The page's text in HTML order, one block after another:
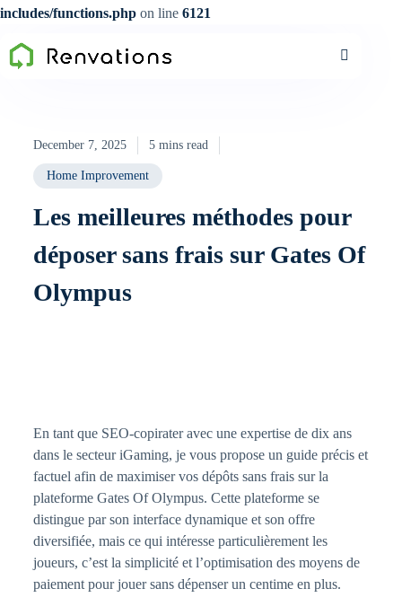
includes/functions.php on line 6121
December 7, 2025 5 mins read
Home Improvement
Les meilleures méthodes pour
déposer sans frais sur Gates Of
Olympus
En tant que SEO-copirater avec une expertise de dix ans
dans le secteur iGaming, je vous propose un guide précis et
factuel afin de maximiser vos dépôts sans frais sur la
plateforme Gates Of Olympus. Cette plateforme se
distingue par son interface dynamique et son offre
diversifiée, mais ce qui intéresse particulièrement les
joueurs, c’est la simplicité et l’optimisation des moyens de
paiement pour jouer sans dépenser un centime en plus.